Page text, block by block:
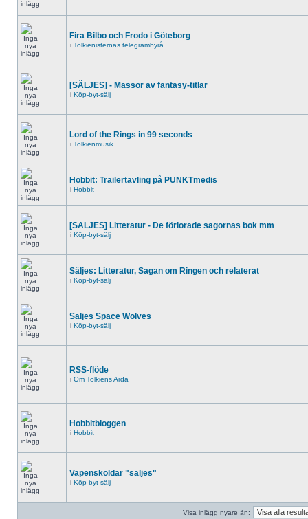
Fira Bilbo och Frodo i Göteborg
i Tolkienisternas telegrambyrå
[SÄLJES] - Massor av fantasy-titlar
i Köp-byt-sälj
Lord of the Rings in 99 seconds
i Tolkienmusik
Hobbit: Trailertävling på PUNKTmedis
i Hobbit
[SÄLJES] Litteratur - De förlorade sagornas bok mm
i Köp-byt-sälj
Säljes: Litteratur, Sagan om Ringen och relaterat
i Köp-byt-sälj
Säljes Space Wolves
i Köp-byt-sälj
RSS-flöde
i Om Tolkiens Arda
Hobbitbloggen
i Hobbit
Vapensköldar "säljes"
i Köp-byt-sälj
Visa inlägg nyare än: